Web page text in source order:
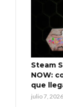
Steam
NOW:
que
julio 7, 2026